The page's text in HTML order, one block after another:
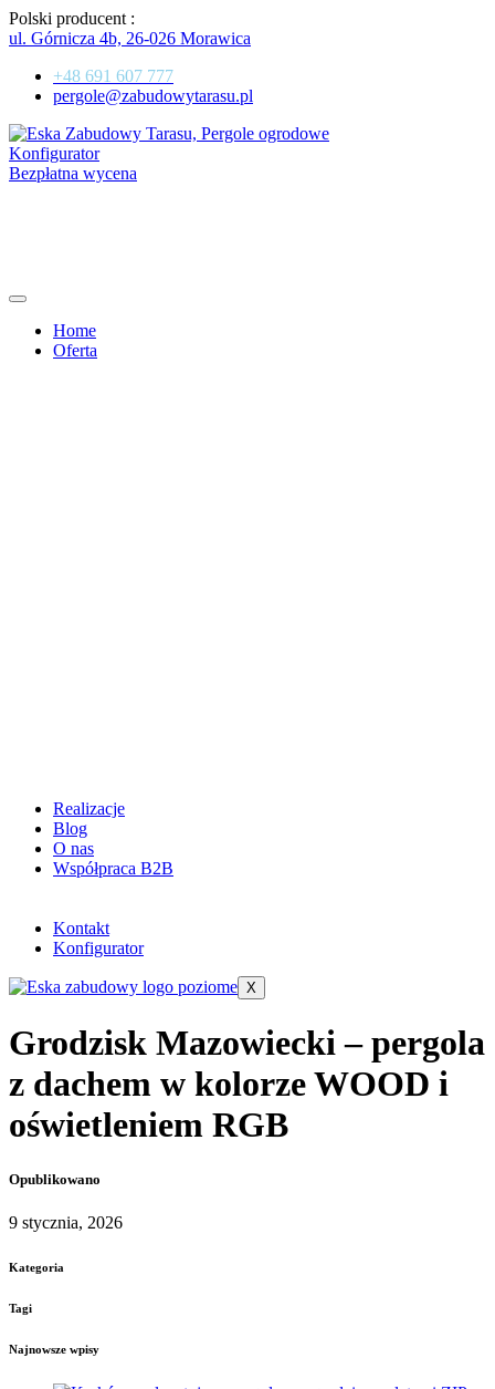
Przejdź
do
Polski producent :
ul. Górnicza 4b, 26-026 Morawica
+48 691 607 777
pergole@zabudowytarasu.pl
Konfigurator
Bezpłatna wycena
Home
Oferta
Realizacje
Blog
O nas
Współpraca B2B
Kontakt
Konfigurator
X
Grodzisk Mazowiecki – pergola
z dachem w kolorze WOOD i
oświetleniem RGB
Opublikowano
9 stycznia, 2026
Kategoria
Tagi
Najnowsze wpisy